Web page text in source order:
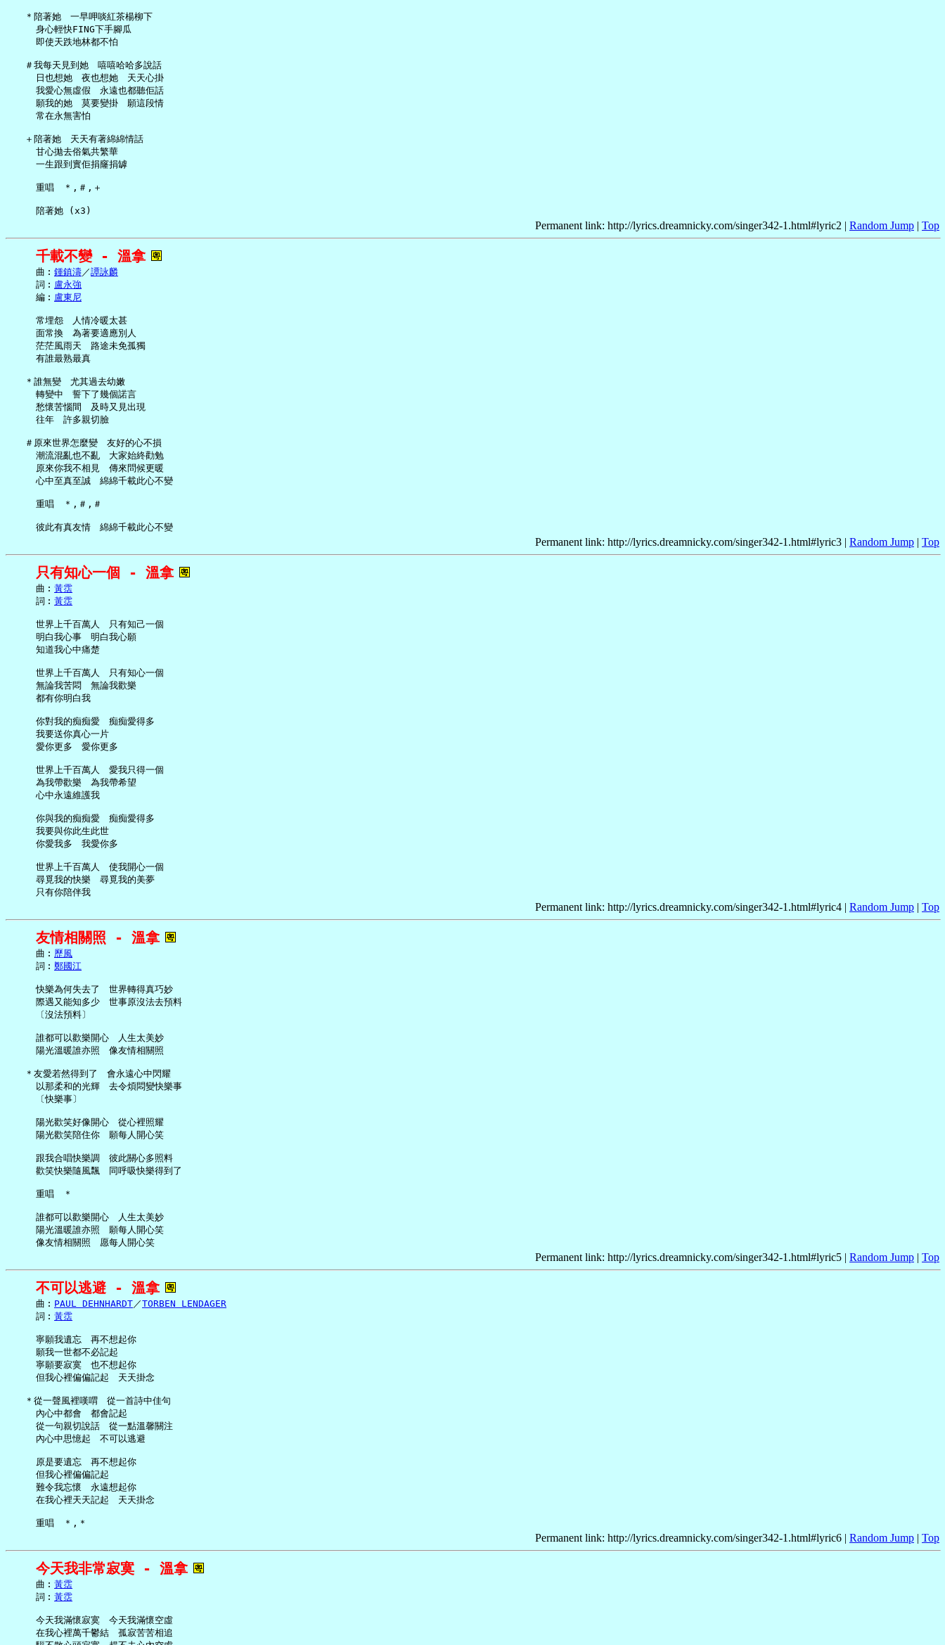
   ＊陪著她　一早呷啖紅茶楊柳下
     身心輕快FING下手腳瓜
     即使天跌地林都不怕
   ＃我每天見到她　嘻嘻哈哈多說話
     日也想她　夜也想她　天天心掛
     我愛心無虛假　永遠也都聽佢話
     願我的她　莫要變掛　願這段情
     常在永無害怕
   ＋陪著她　天天有著綿綿情話
     甘心拋去俗氣共繁華
     一生跟到實佢捐窿捐罅
     重唱　＊,＃,＋
Permanent link: http://lyrics.dreamnicky.com/singer342-1.html#lyric2 | Random Jump | Top
千載不變 - 溫拿
     曲︰
鍾鎮濤／譚詠麟
     詞︰
盧永強
     編︰
盧東尼
     常埋怨　人情冷暖太甚
     面常換　為著要適應別人
     茫茫風雨天　路途未免孤獨
     有誰最熟最真
   ＊誰無變　尤其過去幼嫩
     轉變中　誓下了幾個諾言
     愁懷苦惱間　及時又見出現
     往年　許多親切臉
   ＃原來世界怎麼變　友好的心不損
     潮流混亂也不亂　大家始終勸勉
     原來你我不相見　傳來問候更暖
     心中至真至誠　綿綿千載此心不變
     重唱　＊,＃,＃
Permanent link: http://lyrics.dreamnicky.com/singer342-1.html#lyric3 | Random Jump | Top
只有知心一個 - 溫拿
     曲︰
黃霑
     詞︰
黃霑
     世界上千百萬人　只有知己一個
     明白我心事　明白我心願
     知道我心中痛楚
     世界上千百萬人　只有知心一個
     無論我苦悶　無論我歡樂
     都有你明白我
     你對我的痴痴愛　痴痴愛得多
     我要送你真心一片
     愛你更多　愛你更多
     世界上千百萬人　愛我只得一個
     為我帶歡樂　為我帶希望
     心中永遠維護我
     你與我的痴痴愛　痴痴愛得多
     我要與你此生此世
     你愛我多　我愛你多
     世界上千百萬人　使我開心一個
     尋覓我的快樂　尋覓我的美夢
Permanent link: http://lyrics.dreamnicky.com/singer342-1.html#lyric4 | Random Jump | Top
友情相關照 - 溫拿
     曲︰
歷風
     詞︰
鄭國江
     快樂為何失去了　世界轉得真巧妙
     際遇又能知多少　世事原沒法去預料
     〔沒法預料〕
     誰都可以歡樂開心　人生太美妙
     陽光溫暖誰亦照　像友情相關照
   ＊友愛若然得到了　會永遠心中閃耀
     以那柔和的光輝　去令煩悶變快樂事
     〔快樂事〕
     陽光歡笑好像開心　從心裡照耀
     陽光歡笑陪住你　願每人開心笑
     跟我合唱快樂調　彼此關心多照料
     歡笑快樂隨風飄　同呼吸快樂得到了
     重唱　＊
     誰都可以歡樂開心　人生太美妙
     陽光溫暖誰亦照　願每人開心笑
Permanent link: http://lyrics.dreamnicky.com/singer342-1.html#lyric5 | Random Jump | Top
不可以逃避 - 溫拿
     曲︰
PAUL DEHNHARDT／TORBEN LENDAGER
     詞︰
黃霑
     寧願我遺忘　再不想起你
     願我一世都不必記起
     寧願要寂寞　也不想起你
     但我心裡偏偏記起　天天掛念
   ＊從一聲風裡嘆喟　從一首詩中佳句
     內心中都會　都會記起
     從一句親切說話　從一點溫馨關注
     內心中思憶起　不可以逃避
     原是要遺忘　再不想起你
     但我心裡偏偏記起
     難令我忘懷　永遠想起你
     在我心裡天天記起　天天掛念
Permanent link: http://lyrics.dreamnicky.com/singer342-1.html#lyric6 | Random Jump | Top
今天我非常寂寞 - 溫拿
     曲︰
黃霑
     詞︰
黃霑
     今天我滿懷寂寞　今天我滿懷空虛
     在我心裡萬千鬱結　孤寂苦苦相追